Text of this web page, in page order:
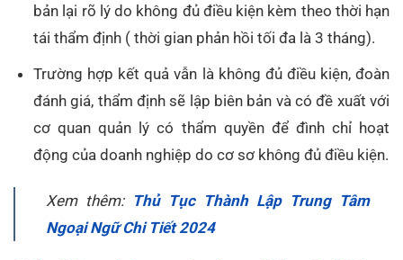
bản lại rõ lý do không đủ điều kiện kèm theo thời hạn
tái thẩm định ( thời gian phản hồi tối đa là 3 tháng).
Trường hợp kết quả vẫn là không đủ điều kiện, đoàn
đánh giá, thẩm định sẽ lập biên bản và có đề xuất với
cơ quan quản lý có thẩm quyền để đình chỉ hoạt
động của doanh nghiệp do cơ sơ không đủ điều kiện.
Xem thêm: Thủ Tục Thành Lập Trung Tâm
Ngoại Ngữ Chi Tiết 2024